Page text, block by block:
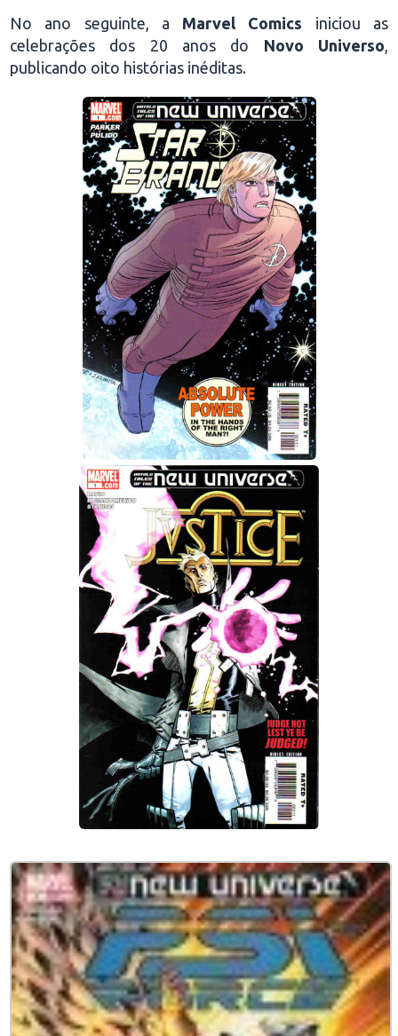
No ano seguinte, a Marvel Comics iniciou as
celebrações dos 20 anos do Novo Universo
publicando oito histórias inéditas.